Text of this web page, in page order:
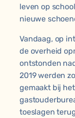
leven op
nieuwe
Vandaag, op
de overheid
ontstonden
2019 werden
gemaakt bij
toeslagen